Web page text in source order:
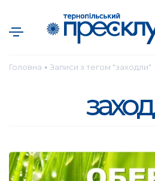
Головна ● Записи з тегом "заходли"